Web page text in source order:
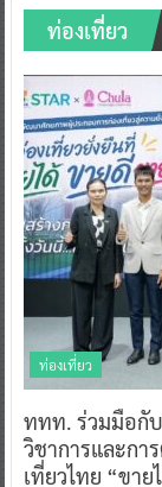
ท่องเที่ยว
ท่องเที่ยว
ททท. ร่วมมือกั
วิชาการและกา
เที่ยวไทย “ขา